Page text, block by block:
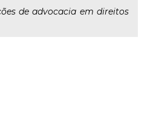
de advocacia em direitos